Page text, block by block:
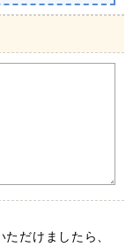
ただけましたら、